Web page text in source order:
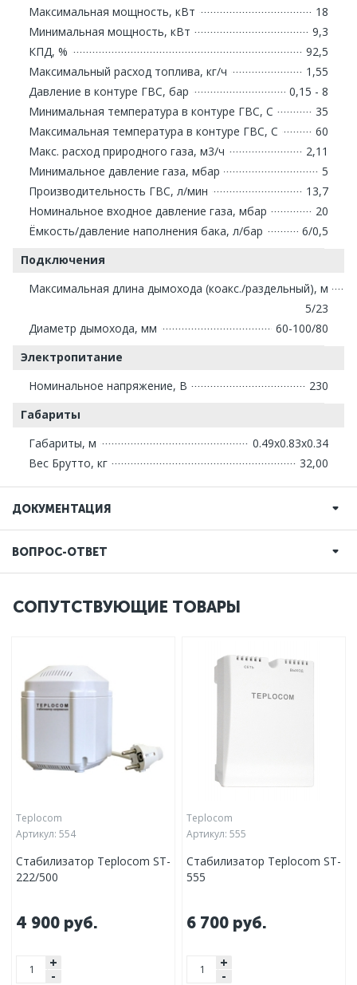
Максимальная мощность, кВт
18
Минимальная мощность, кВт
9,3
КПД, %
92,5
Максимальный расход топлива, кг/ч
1,55
Давление в контуре ГВС, бар
0,15 - 8
Минимальная температура в контуре ГВС, С
35
Максимальная температура в контуре ГВС, С
60
Макс. расход природного газа, м3/ч
2,11
Минимальное давление газа, мбар
5
Производительность ГВС, л/мин
13,7
Номинальное входное давление газа, мбар
20
Ёмкость/давление наполнения бака, л/бар
6/0,5
Подключения
Максимальная длина дымохода (коакс./раздельный), м
5/23
Диаметр дымохода, мм
60-100/80
Электропитание
Номинальное напряжение, В
230
Габариты
Габариты, м
0.49x0.83x0.34
Вес Брутто, кг
32,00
ДОКУМЕНТАЦИЯ
ВОПРОС-ОТВЕТ
СОПУТСТВУЮЩИЕ ТОВАРЫ
Teplocom
Артикул: 554
Стабилизатор Teplocom ST-
222/500
4 900 руб.
+
-
Teplocom
Артикул: 555
Стабилизатор Teplocom ST-
555
6 700 руб.
+
-